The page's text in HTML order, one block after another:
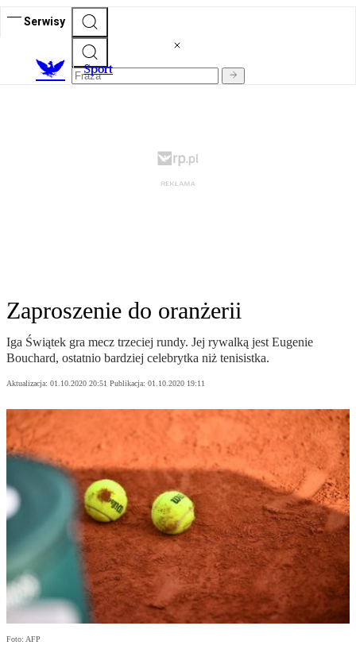
Serwisy
Sport
Zaproszenie do oranżerii
Iga Świątek gra mecz trzeciej rundy. Jej rywalką jest Eugenie
Bouchard, ostatnio bardziej celebrytka niż tenisistka.
Aktualizacja: 01.10.2020 20:51 Publikacja: 01.10.2020 19:11
Foto: AFP